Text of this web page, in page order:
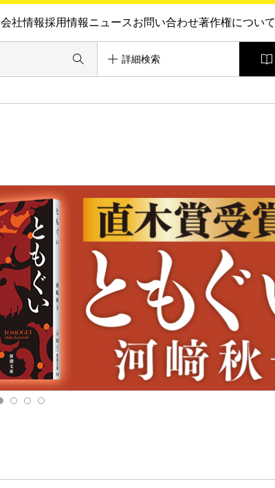
会社情報採用情報ニュースお問い合わせ著作権について
詳細検索